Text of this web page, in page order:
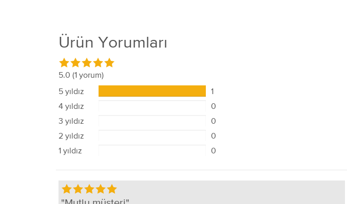
Ürün Yorumları
5.0 (1 yorum)
5 yıldız
1
4 yıldız
0
3 yıldız
0
2 yıldız
0
1 yıldız
0